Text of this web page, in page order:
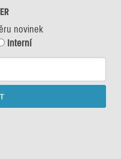
novinek
Interní